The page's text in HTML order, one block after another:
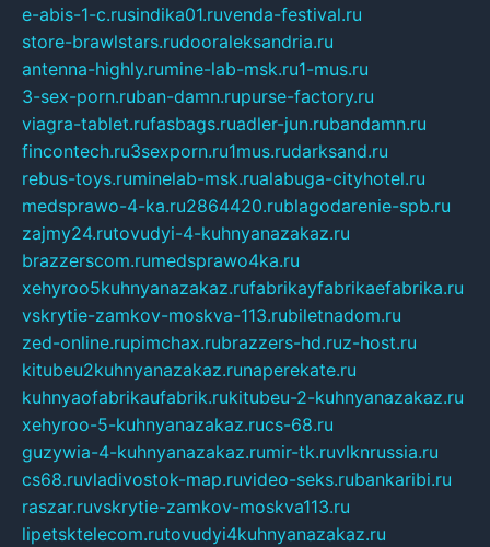
e-abis-1-c.rusindika01.ruvenda-festival.ru
store-brawlstars.rudooraleksandria.ru
antenna-highly.rumine-lab-msk.ru1-mus.ru
3-sex-porn.ruban-damn.rupurse-factory.ru
viagra-tablet.rufasbags.ruadler-jun.rubandamn.ru
fincontech.ru3sexporn.ru1mus.rudarksand.ru
rebus-toys.ruminelab-msk.rualabuga-cityhotel.ru
medsprawo-4-ka.ru2864420.rublagodarenie-spb.ru
zajmy24.rutovudyi-4-kuhnyanazakaz.ru
brazzerscom.rumedsprawo4ka.ru
xehyroo5kuhnyanazakaz.rufabrikayfabrikaefabrika.ru
vskrytie-zamkov-moskva-113.rubiletnadom.ru
zed-online.rupimchax.rubrazzers-hd.ruz-host.ru
kitubeu2kuhnyanazakaz.runaperekate.ru
kuhnyaofabrikaufabrik.rukitubeu-2-kuhnyanazakaz.ru
xehyroo-5-kuhnyanazakaz.rucs-68.ru
guzywia-4-kuhnyanazakaz.rumir-tk.ruvlknrussia.ru
cs68.ruvladivostok-map.ruvideo-seks.rubankaribi.ru
raszar.ruvskrytie-zamkov-moskva113.ru
lipetsktelecom.rutovudyi4kuhnyanazakaz.ru